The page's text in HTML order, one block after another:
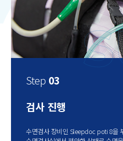
Step 05
치료 결정
담당 원장님과의 상담을 통해 본인만
Step 01
내원 및 진료
원장님과 진료 후 평소 수면 패턴을
Step 02
설문지 작성
평소 환자분의 수면상태에 관한
Step 03
검사 진행
수면검사 장비인 Sleepdoc poti 8을
Step 04
결과 상담
검사가 끝난 후 판독한 결과를 토대로
Step 05
치료 결정
담당 원장님과의 상담을 통해 본인만
Step 01
내원 및 진료
원장님과 진료 후 평소 수면 패턴을
수면장애진단, 최신 독일 수면